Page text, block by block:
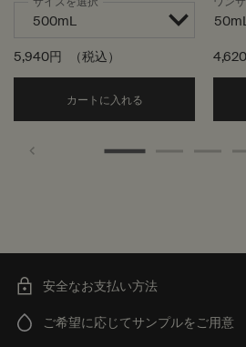
5,940円 （税込）
カートに入れる Add the アンド
安全なお支払い方法
ご希望に応じてサンプルをご用意